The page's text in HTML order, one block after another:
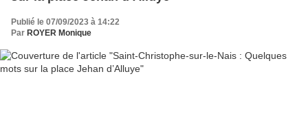
Publié le 07/09/2023 à 14:22
Par ROYER Monique